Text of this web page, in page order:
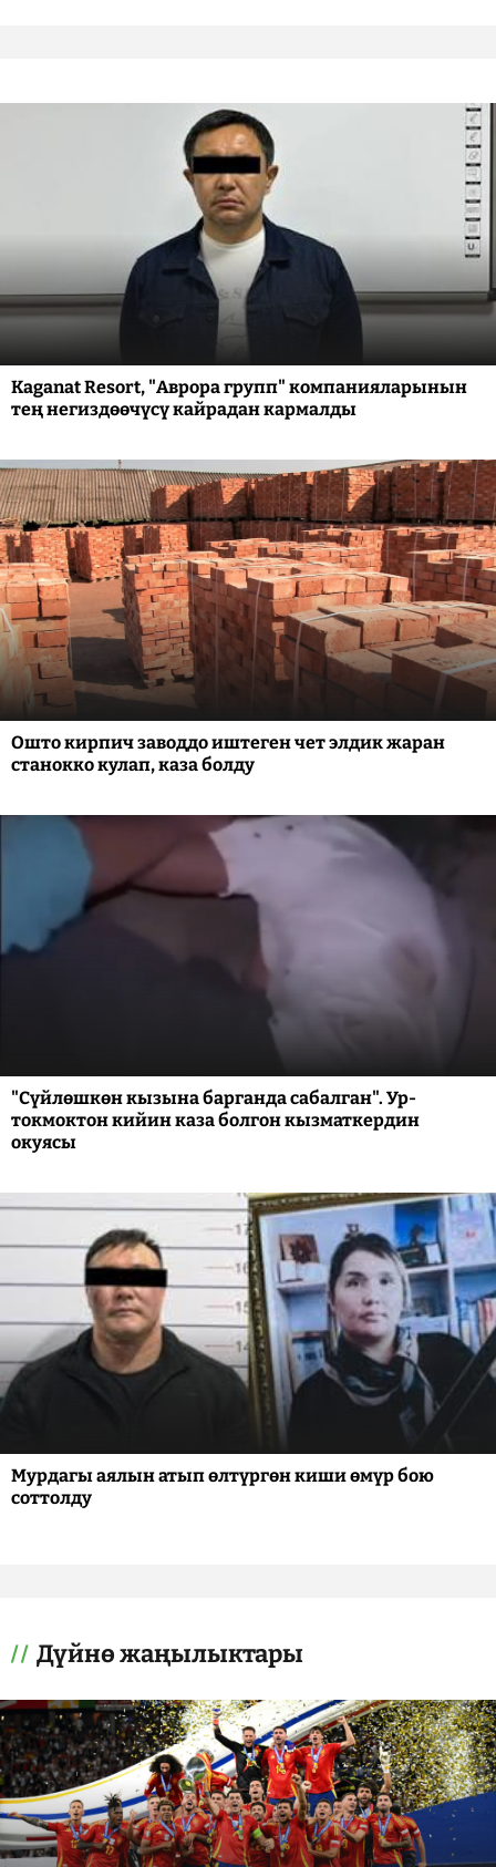
Kaganat Resort, "Аврора групп" компанияларынын
тең негиздөөчүсү кайрадан кармалды
Ошто кирпич заводдо иштеген чет элдик жаран
станокко кулап, каза болду
"Сүйлөшкөн кызына барганда сабалган". Ур-
токмоктон кийин каза болгон кызматкердин
окуясы
Мурдагы аялын атып өлтүргөн киши өмүр бою
соттолду
Дүйнө жаңылыктары